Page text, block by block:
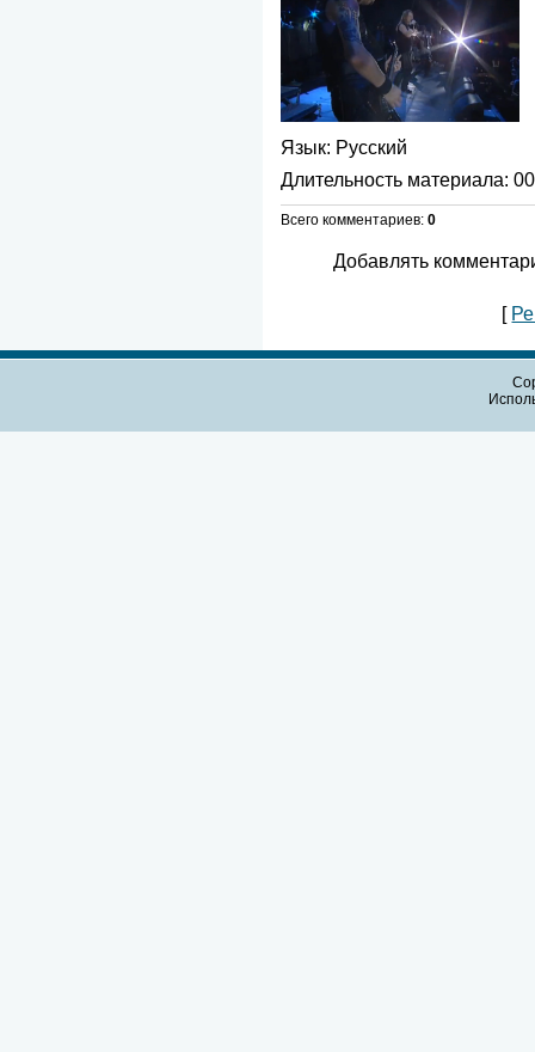
Язык: Русский
Длительность материала:
Всего комментариев: 0
Добавлять
[